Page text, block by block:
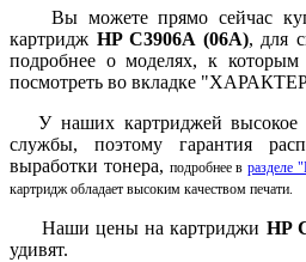
Вы можете прямо сейчас
картридж HP C3906A (06A), для
подробнее о моделях, к
посмотреть во вкладке
У наших картриджей высокое
службы, поэтому гарантия
выработки тонера, подробнее в
картридж обладает высоким качеством печати.
Наши цены на картриджи HP
удивят.